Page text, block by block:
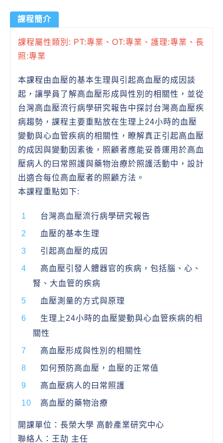
課程簡介
課程屬性類別: PT:專業、OT:專業、護理:專業、長
照:專業
本課程由血壓的基本生理與引起高血壓的成因談
起，讓學員了解高血壓形成與性別的相關性，並從
台灣高血壓流行病學研究報告中探討台灣高血壓疾
病趨勢，課程主要重點放在生理上24小時的血壓
變動與心血管疾病的相關性，瞭解真正引起高血壓
的成因與變動因素後，照顧者應能妥善運用於高血
壓病人的曰常照護與藥物治療於照護活動中，設計
出適合每位高血壓者的照顧方法。
本課程重點如下:
台灣高血壓流行病學研究報告
血壓的基本生理
引起高血壓的成因
高血壓引發人體器官的疾病，包括腦、心、
腎、大血管的疾病
血壓測量的方式與原理
生理上24小時的血壓變動與心血管疾病的相
關性
高血壓形成與性別的相關性
如何預防高血壓，血壓的正常值
高血壓病人的曰常照護
高血壓的藥物治療
開課單位：長榮大學 高齡產業研究中心
聯絡人：王劼 主任